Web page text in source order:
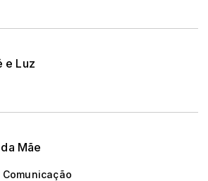
e Luz
Mãe